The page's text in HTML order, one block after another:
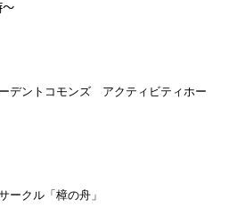
～
ントコモンズ アクティビティホー
クル「樟の舟」